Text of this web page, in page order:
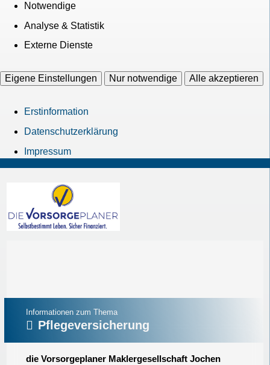
Notwendige
Analyse & Statistik
Externe Dienste
Eigene Einstellungen Nur notwendige Alle akzeptieren
Erstinformation
Datenschutzerklärung
Impressum
Informationen zum Thema
Pflegeversicherung
die Vorsorgeplaner Maklergesellschaft Jochen